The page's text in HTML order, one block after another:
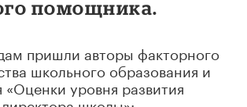
помощника.
пришли авторы факторного
школьного образования и
«Оценки уровня развития